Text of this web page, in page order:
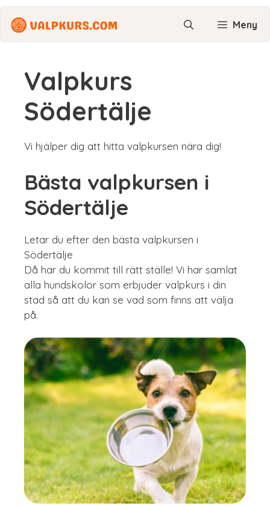
Hoppa
innehåll
Meny
Valpkurs
Södertälje
Vi hjälper dig att hitta valpkursen nära dig!
Bästa valpkursen i
Södertälje
Letar du efter den bästa valpkursen i
Södertälje
Då har du kommit till rätt ställe! Vi har samlat
alla hundskolor som erbjuder valpkurs i din
stad så att du kan se vad som finns att välja
på.